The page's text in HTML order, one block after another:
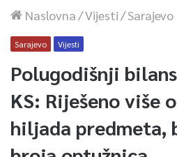
Naslovna/Vijesti/Sarajevo
Sarajevo Vijesti
Polugodišnji
KS: Riješeno više
hiljada predmeta,